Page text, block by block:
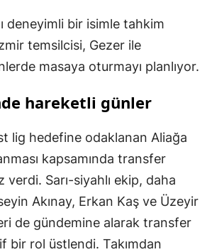
deneyimli bir isimle tahkim
temsilcisi, Gezer ile
masaya oturmayı planlıyor.
hareketli günler
lig hedefine odaklanan Aliağa
kapsamında transfer
verdi. Sarı-siyahlı ekip, daha
Akınay, Erkan Kaş ve Üzeyir
de gündemine alarak transfer
bir rol üstlendi. Takımdan